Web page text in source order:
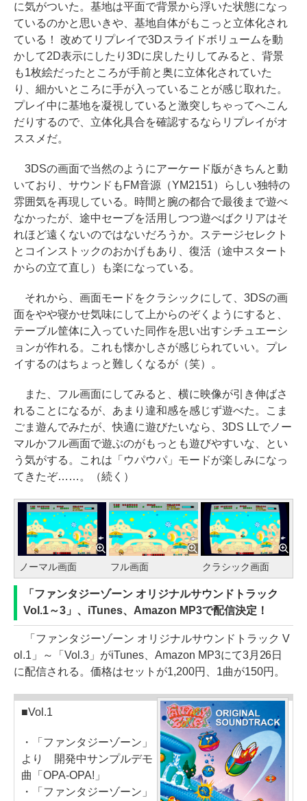
に気がついた。基地は平面で背景から浮いた状態になっ
ているのかと思いきや、基地自体がもこっと立体化され
ている！ 改めてリプレイで3Dスライドボリュームを動
かして2D表示にしたり3Dに戻したりしてみると、背景
も1枚絵だったところが手前と奥に立体化されていた
り、細かいところに手が入っていることが感じ取れた。
プレイ中に基地を凝視していると激突しちゃってへこん
だりするので、立体化具合を確認するならリプレイがオ
ススメだ。
3DSの画面で当然のようにアーケード版がきちんと動
いており、サウンドもFM音源（YM2151）らしい独特の
雰囲気を再現している。時間と腕の都合で最後まで遊べ
なかったが、途中セーブを活用しつつ遊べばクリアはそ
れほど遠くないのではないだろうか。ステージセレクト
とコインストックのおかげもあり、復活（途中スタート
からの立て直し）も楽になっている。
それから、画面モードをクラシックにして、3DSの画
面をやや寝かせ気味にして上からのぞくようにすると、
テーブル筐体に入っていた同作を思い出すシチュエーシ
ョンが作れる。これも懐かしさが感じられていい。プレ
イするのはちょっと難しくなるが（笑）。
また、フル画面にしてみると、横に映像が引き伸ばさ
れることになるが、あまり違和感を感じず遊べた。こま
ごま遊んでみたが、快適に遊びたいなら、3DS LLでノー
マルかフル画面で遊ぶのがもっとも遊びやすいな、とい
う気がする。これは「ウパウパ」モードが楽しみになっ
てきたぞ……。（続く）
ノーマル画面 フル画面 クラシック画面
「ファンタジーゾーン オリジナルサウンドトラック
Vol.1～3」、iTunes、Amazon MP3で配信決定！
「ファンタジーゾーン オリジナルサウンドトラック V
ol.1」～「Vol.3」がiTunes、Amazon MP3にて3月26日
に配信される。価格はセットが1,200円、1曲が150円。
■Vol.1
・「ファンタジーゾーン」
より 開発中サンプルデモ
曲「OPA-OPA!」
・「ファンタジーゾーン」